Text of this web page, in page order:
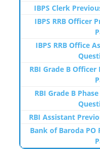
IBPS Clerk
IBPS RRB Officer
IBPS RRB Office
RBI Grade B
RBI Grade B
RBI Assistant
Bank of Baroda PO